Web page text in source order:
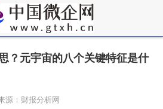
？元宇宙的八个关键特征是什
源：财报分析网